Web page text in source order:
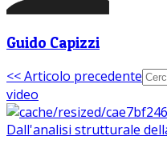
Guido Capizzi
<< Articolo precedente
video
Dall'analisi strutturale